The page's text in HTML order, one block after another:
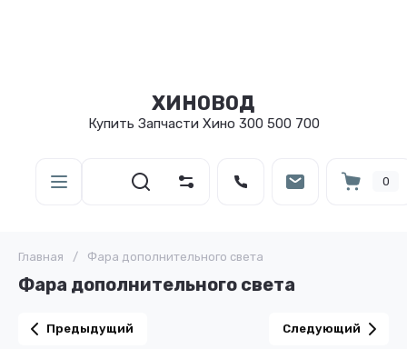
ХИНОВОД
Купить Запчасти Хино 300 500 700
0
Главная / Фара дополнительного света
Фара дополнительного света
Предыдущий Следующий